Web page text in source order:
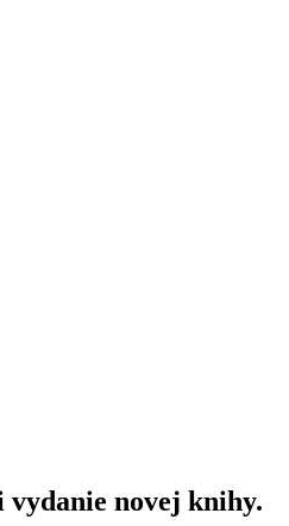
vydanie novej knihy.